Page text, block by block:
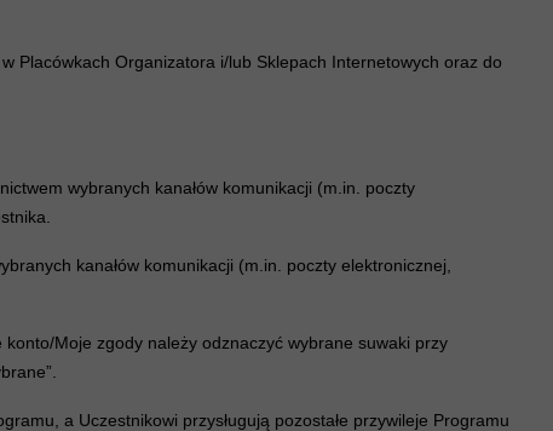
Placówkach Organizatora i/lub Sklepach Internetowych oraz do
wybranych kanałów komunikacji (m.in. poczty
kanałów komunikacji (m.in. poczty elektronicznej,
Moje zgody należy odznaczyć wybrane suwaki przy
a Uczestnikowi przysługują pozostałe przywileje Programu